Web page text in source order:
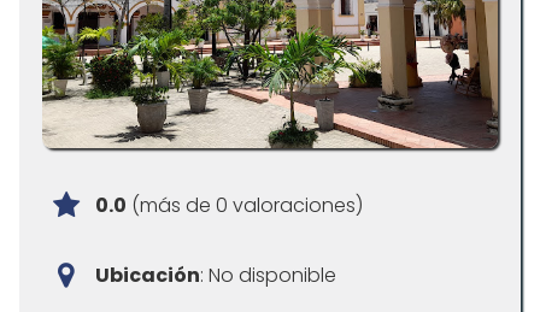
0.0 (más de 0 valoraciones)
Ubicación: No disponible